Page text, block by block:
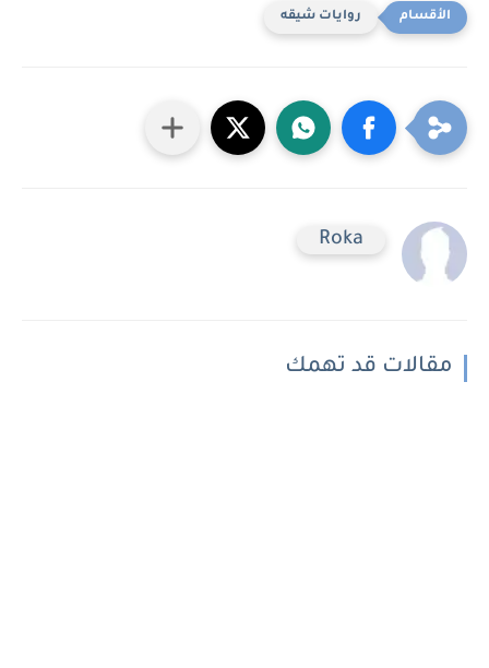
روايات شيقه
Roka
مقالات قد تهمك